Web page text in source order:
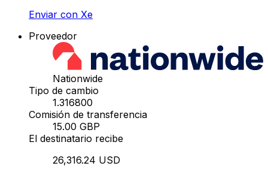
Enviar con Xe
Proveedor
Nationwide
Tipo de cambio
1.316800
Comisión de transferencia
15.00 GBP
El destinatario recibe
26,316.24 USD